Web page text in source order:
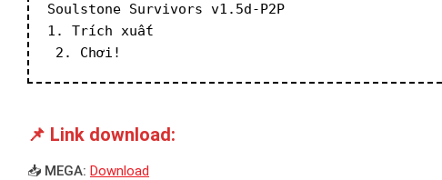
Soulstone Survivors v1.5d-P2P
1. Trích xuất
2. Chơi!
📌 Link download:
📥 MEGA: Download